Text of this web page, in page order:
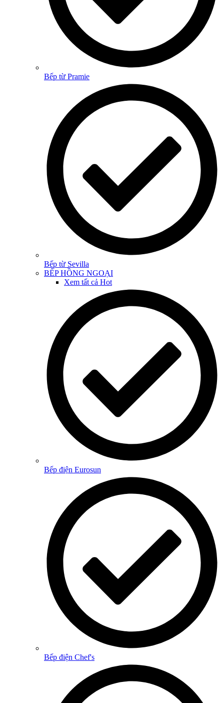
Bếp từ Pramie
Bếp từ Sevilla
BẾP HỒNG NGOẠI
Xem tất cả Hot
Bếp điện Eurosun
Bếp điện Chef's